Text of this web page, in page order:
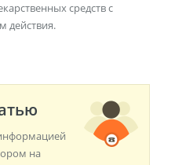
средств с
действия.
на